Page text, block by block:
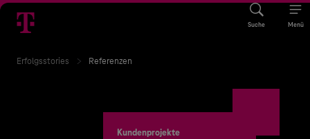
Suche Menü
Erfolgsstories Referenzen
Kundenprojekte